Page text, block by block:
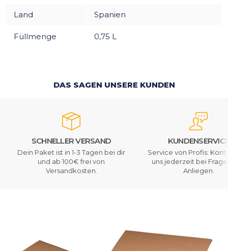
Land Spanien
Füllmenge 0,75 L
DAS SAGEN UNSERE KUNDEN
SCHNELLER VERSAND
Dein Paket ist in 1-3 Tagen bei dir
und ab 100€ frei von
Versandkosten.
Service von Profis:
uns jederzeit bei
Anliegen.